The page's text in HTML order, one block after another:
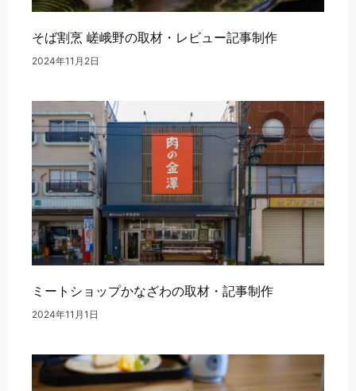
そば割烹 嵯峨野の取材・レビュー記事制作
2024年11月2日
ミートショップかなざわの取材・記事制作
2024年11月1日